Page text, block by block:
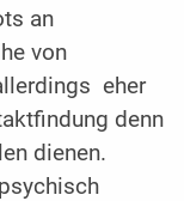
an
von
eher
denn
dienen.